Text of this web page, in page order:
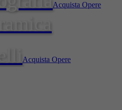
Acquista Opere
Acquista Opere